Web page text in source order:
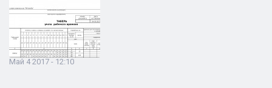
Май 4 2017 - 12:10